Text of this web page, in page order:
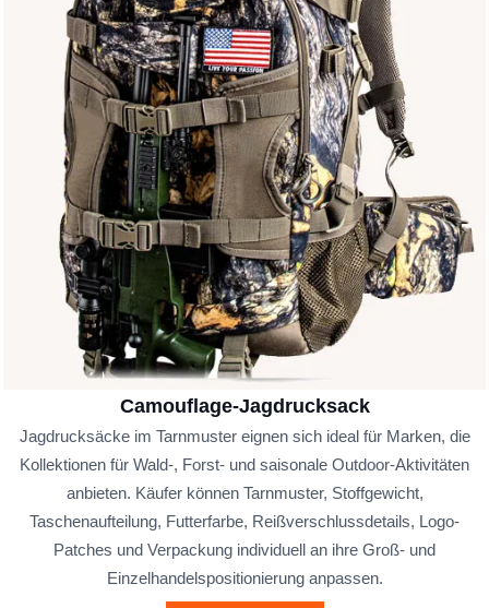
Camouflage-Jagdrucksack
Jagdrucksäcke im Tarnmuster eignen sich ideal für Marken, die
Kollektionen für Wald-, Forst- und saisonale Outdoor-Aktivitäten
anbieten. Käufer können Tarnmuster, Stoffgewicht,
Taschenaufteilung, Futterfarbe, Reißverschlussdetails, Logo-
Patches und Verpackung individuell an ihre Groß- und
Einzelhandelspositionierung anpassen.